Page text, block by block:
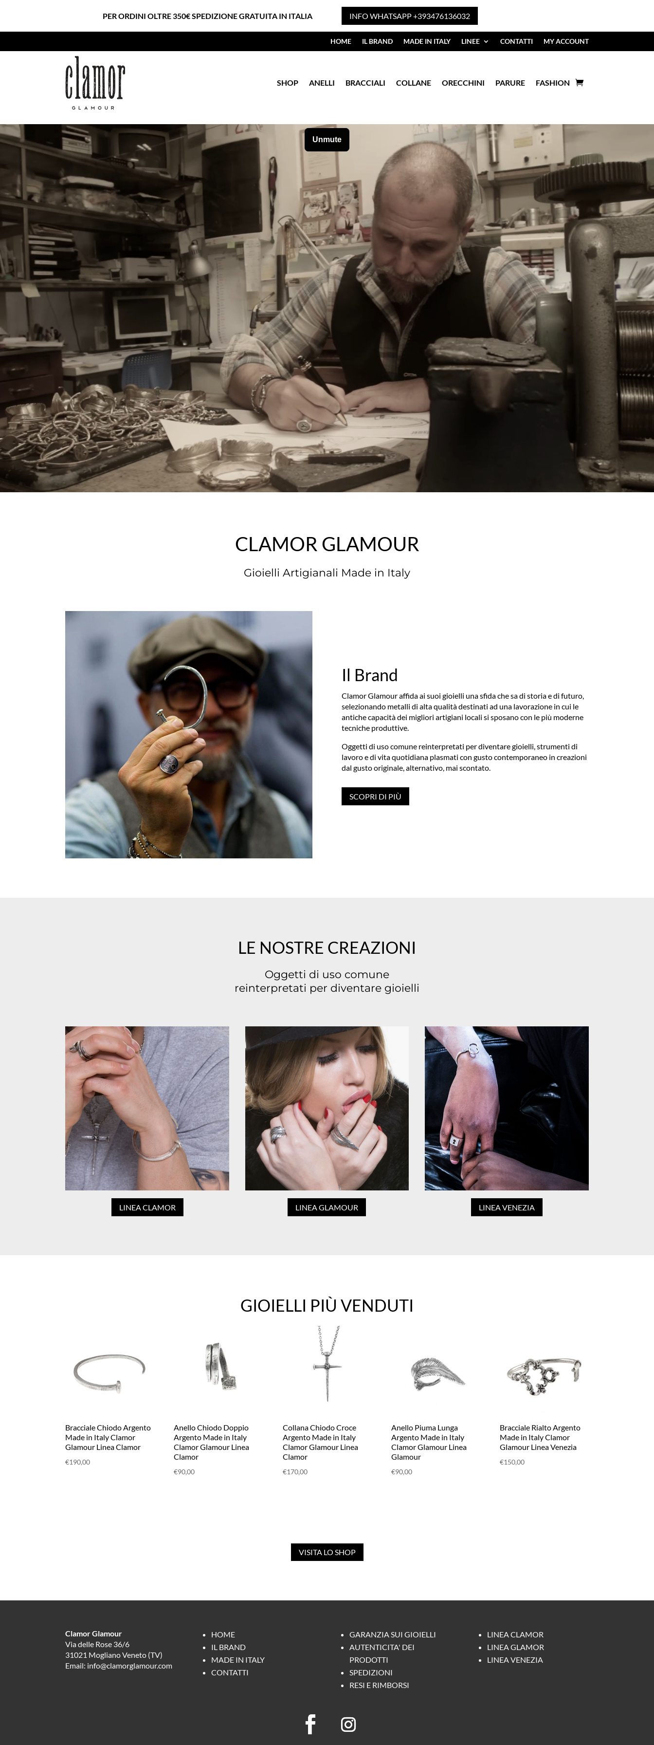
PER ORDINI OLTRE 350€ SPEDIZIONE GRATUITA IN ITALIA INFO WHATSAPP +393476136032
HOME IL BRAND MADE IN ITALY LINEE CONTATTI MY ACCOUNT
SHOP ANELLI BRACCIALI COLLANE ORECCHINI PARURE FASHION
CLAMOR GLAMOUR
Gioielli Artigianali Made in Italy
Il Brand
Clamor Glamour affida ai suoi gioielli una sfida che sa di storia e di futuro,
selezionando metalli di alta qualità destinati ad una lavorazione in cui le
antiche capacità dei migliori artigiani locali si sposano con le più moderne
tecniche produttive.
Oggetti di uso comune reinterpretati per diventare gioielli, strumenti di
lavoro e di vita quotidiana plasmati con gusto contemporaneo in creazioni
dal gusto originale, alternativo, mai scontato.
SCOPRI DI PIÙ
LE NOSTRE CREAZIONI
Oggetti di uso comune
reinterpretati per diventare gioielli
LINEA CLAMOR LINEA GLAMOUR LINEA VENEZIA
GIOIELLI PIÙ VENDUTI
Bracciale Chiodo Argento
Made in Italy Clamor
Glamour Linea Clamor
€190,00
Anello Chiodo Doppio
Argento Made in Italy
Clamor Glamour Linea
Clamor
€90,00
Collana Chiodo Croce
Argento Made in Italy
Clamor Glamour Linea
Clamor
€170,00
Anello Piuma Lunga
Argento Made in Italy
Clamor Glamour Linea
Glamour
€90,00
Bracciale Rialto Argento
Made in Italy Clamor
Glamour Linea Venezia
€150,00
VISITA LO SHOP
Clamor Glamour
Via delle Rose 36/6
31021 Mogliano Veneto (TV)
Email: info@clamorglamour.com
HOME
IL BRAND
MADE IN ITALY
CONTATTI
GARANZIA SUI GIOIELLI
AUTENTICITA' DEI
PRODOTTI
SPEDIZIONI
RESI E RIMBORSI
LINEA CLAMOR
LINEA GLAMOR
LINEA VENEZIA